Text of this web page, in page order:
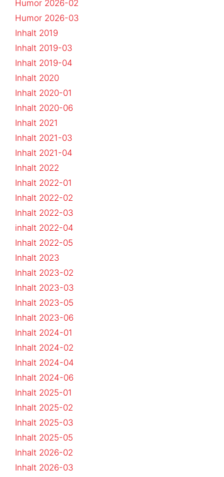
Humor 2026-02
Humor 2026-03
Inhalt 2019
Inhalt 2019-03
Inhalt 2019-04
Inhalt 2020
Inhalt 2020-01
Inhalt 2020-06
Inhalt 2021
Inhalt 2021-03
Inhalt 2021-04
Inhalt 2022
Inhalt 2022-01
Inhalt 2022-02
Inhalt 2022-03
inhalt 2022-04
Inhalt 2022-05
Inhalt 2023
Inhalt 2023-02
Inhalt 2023-03
Inhalt 2023-05
Inhalt 2023-06
Inhalt 2024-01
Inhalt 2024-02
Inhalt 2024-04
Inhalt 2024-06
Inhalt 2025-01
Inhalt 2025-02
Inhalt 2025-03
Inhalt 2025-05
Inhalt 2026-02
Inhalt 2026-03